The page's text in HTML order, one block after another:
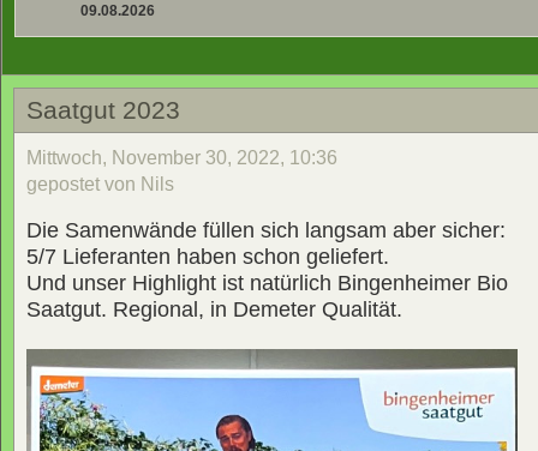
09.08.2026
Saatgut 2023
Mittwoch, November 30, 2022, 10:36
gepostet von Nils
Die Samenwände füllen sich langsam aber sicher:
5/7 Lieferanten haben schon geliefert.
Und unser Highlight ist natürlich Bingenheimer Bio
Saatgut. Regional, in Demeter Qualität.